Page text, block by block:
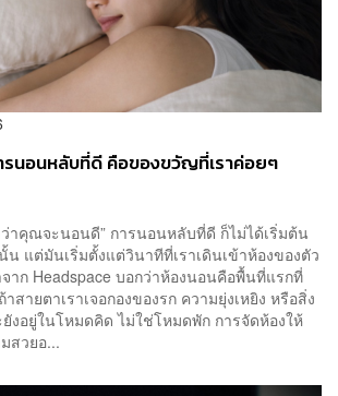
นอนหลับที่ดี คือของขวัญที่เราค่อยๆ
าคุณจะนอนดี” การนอนหลับที่ดี ก็ไม่ได้เริ่มต้น
น แต่มันเริ่มตั้งแต่วินาทีที่เราเดินเข้าห้องของตัว
าก Headspace บอกว่าห้องนอนคือพื้นที่แรกที่
สายตาเราเจอกองของรก ความยุ่งเหยิง หรือสิ่ง
งอยู่ในโหมดคิด ไม่ใช่โหมดพัก การจัดห้องให้
สวยอ...